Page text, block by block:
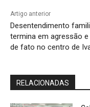
Artigo anterior
Desentendimento
termina em agressão e
de fato no centro de
RELACIONADAS